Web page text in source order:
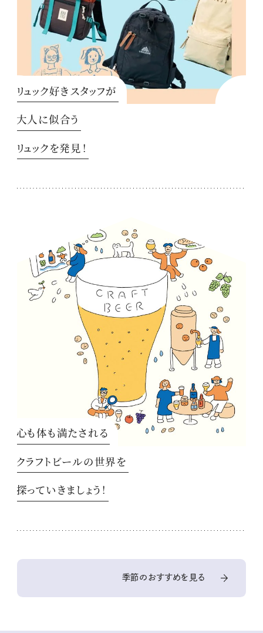
リュック好きスタッフが
大人に似合う
リュックを発見！
心も体も満たされる
クラフトビールの世界を
探っていきましょう！
季節のおすすめを見る